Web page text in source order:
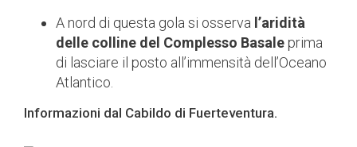
A nord di questa gola si osserva l’aridità
delle colline del Complesso Basaleprima
di lasciare il posto all’immensità dell’Oceano
Atlantico.
Informazioni dal Cabildo di Fuerteventura.